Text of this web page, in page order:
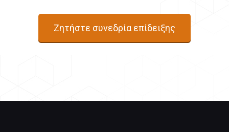
Ζητήστε συνεδρία επίδειξης